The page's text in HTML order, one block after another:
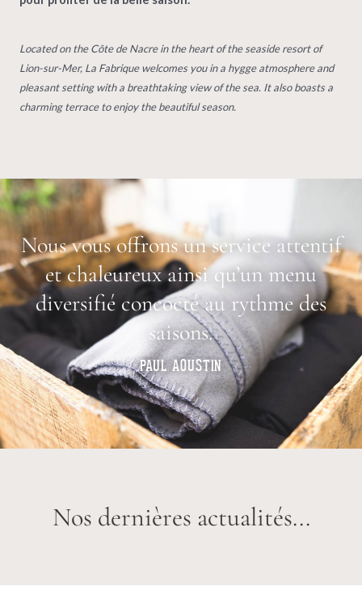
Located on the Côte de Nacre in the heart of the seaside resort of
Lion-sur-Mer, La Fabrique welcomes you in a hygge atmosphere and
pleasant setting with a breathtaking view of the sea. It also boasts a
charming terrace to enjoy the beautiful season.
Nous vous offrons un service attentif
et chaleureux ainsi qu’un menu
diversifié concocté au rythme des
saisons.
PAUL AOUSTIN
Nos dernières actualités...